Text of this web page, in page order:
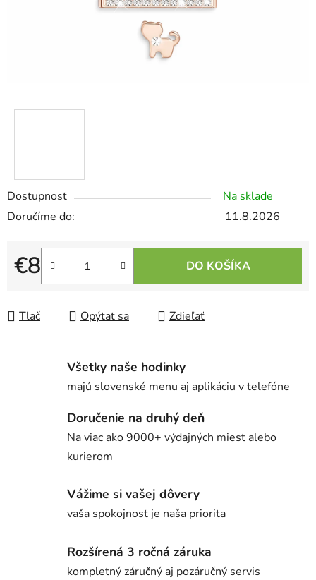
Dostupnosť
Na sklade
11.8.2026
€8
Jednotková cena:
DO KOŠÍKA
Tlač Opýtať sa Zdieľať
Všetky naše hodinky
majú slovenské menu aj aplikáciu v telefóne
Doručenie na druhý deň
Na viac ako 9000+ výdajných miest alebo
kurierom
Vážime si vašej dôvery
vaša spokojnosť je naša priorita
Rozšírená 3 ročná záruka
kompletný záručný aj pozáručný servis